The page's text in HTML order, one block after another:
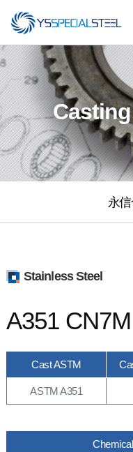
永
Stainless Steel
A351 CN7M
Cast ASTM
ASTM A351